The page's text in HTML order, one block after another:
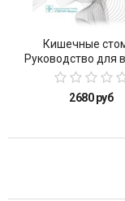
Кишечные
Руководство для
2680 руб